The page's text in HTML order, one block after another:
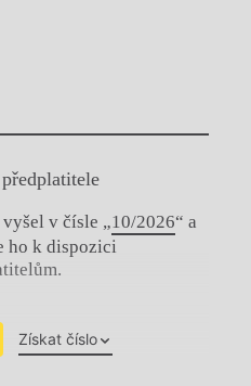
v čísle „10/2026“ a
ho k dispozici
Získat číslo